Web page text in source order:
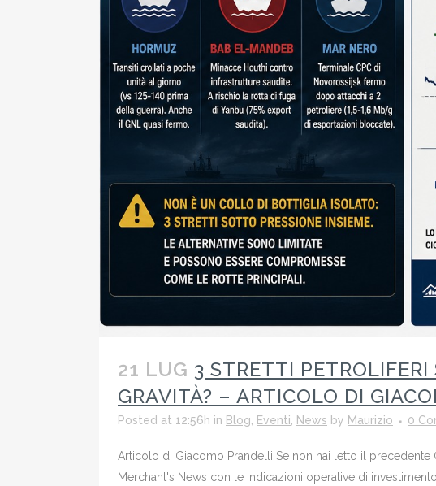
21 LUG 3 STRETTI
GRAVITÀ? – ARTICOLO DI
Posted at 12:56h in Blog Eventi News by Maurizio 0
Articolo di Giacomo Prandelli Se non hai letto il
Merchant's News con le indicazioni operative di